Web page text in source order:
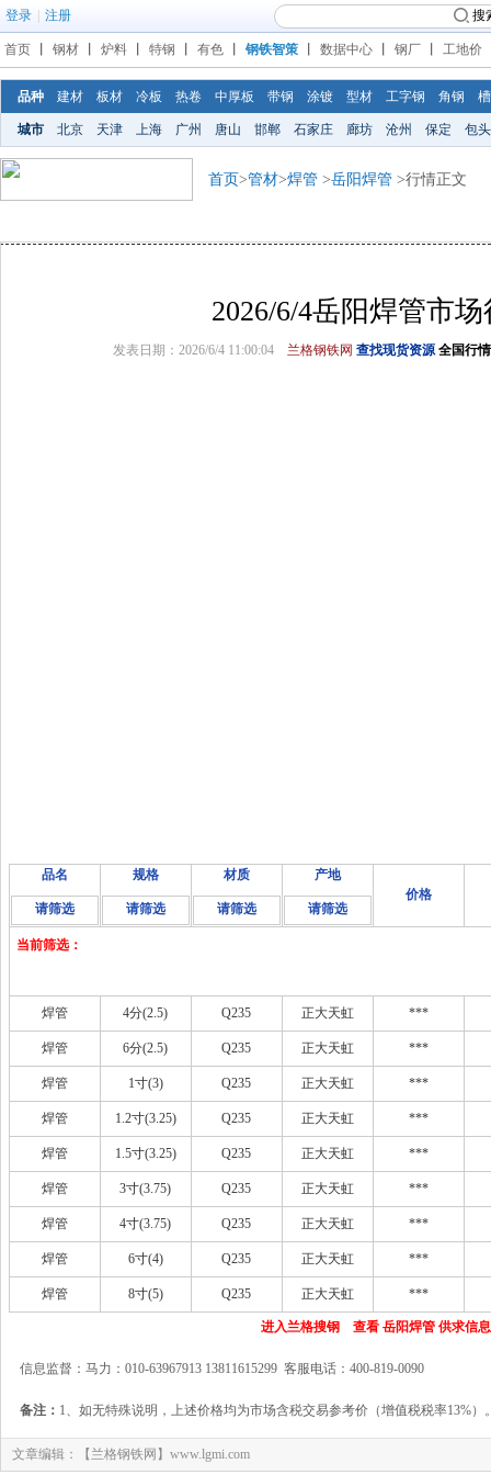
登录 注册 搜
首页 钢材 炉料 特钢 有色 钢铁智策 数据中心 钢厂 工地价
品种 建材 板材 冷板 热卷 中厚板 带钢 涂镀 型材 工字钢 角钢
城市 北京 天津 上海 广州 唐山 邯郸 石家庄 廊坊 沧州 保定 包头
首页>管材>焊管 >岳阳焊管 >行情正文
2026/6/4岳阳焊管市
发表日期：2026/6/4 11:00:04 兰格钢铁网 查找现货资源 全国行
品名
请筛选
规格
请筛选
材质
请筛选
产地
请筛选
价格
当前筛选：
焊管 4分(2.5) Q235 正大天虹 ***
焊管 6分(2.5) Q235 正大天虹 ***
焊管 1寸(3) Q235 正大天虹 ***
焊管 1.2寸(3.25) Q235 正大天虹 ***
焊管 1.5寸(3.25) Q235 正大天虹 ***
焊管 3寸(3.75) Q235 正大天虹 ***
焊管 4寸(3.75) Q235 正大天虹 ***
焊管 6寸(4) Q235 正大天虹 ***
焊管 8寸(5) Q235 正大天虹 ***
进入兰格搜钢 查看 岳阳焊管 供求信息
信息监督：马力：010-63967913 13811615299 客服电话：400-819-0090
备注： 1、如无特殊说明，上述价格均为市场含税交易参考价（增值税税率13%）
文章编辑：【兰格钢铁网】www.lgmi.com